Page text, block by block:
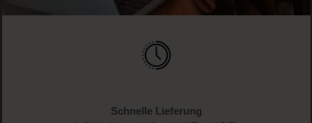
Schnelle Lieferung